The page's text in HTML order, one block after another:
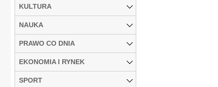
KULTURA
NAUKA
PRAWO CO DNIA
EKONOMIA I RYNEK
SPORT